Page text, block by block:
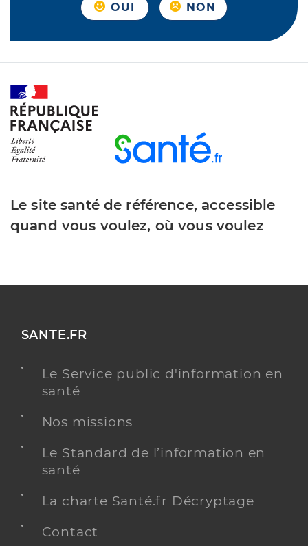
OUI NON
Le site santé de référence, accessible
quand vous voulez, où vous voulez
SANTE.FR
Le Service public d'information en
santé
Nos missions
Le Standard de l’information en
santé
La charte Santé.fr Décryptage
Contact